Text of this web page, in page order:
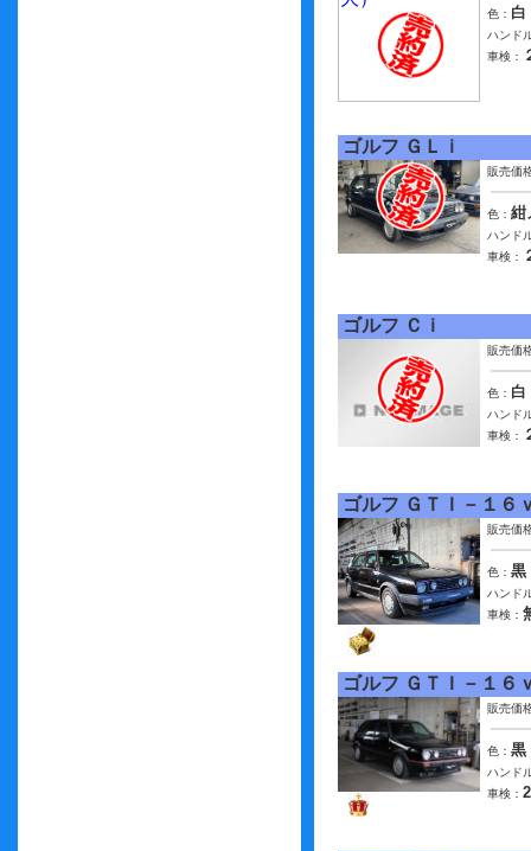
色： 白
ハンド
車検：
ゴルフ ＧＬｉ
販売価
色： 紺
ハンド
車検：
ゴルフ Ｃｉ
販売価
色： 白
ハンド
車検：
ゴルフ ＧＴＩ－１６
販売価
色： 黒
ハンド
車検：
ゴルフ ＧＴＩ－１６
販売価
色： 黒
ハンド
車検：